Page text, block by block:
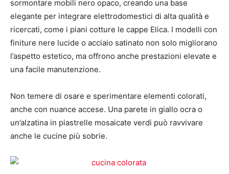
sormontare mobili nero opaco, creando una base
elegante per integrare elettrodomestici di alta qualità e
ricercati, come i piani cotture le cappe Elica. I modelli con
finiture nere lucide o acciaio satinato non solo migliorano
l’aspetto estetico, ma offrono anche prestazioni elevate e
una facile manutenzione.
Non temere di osare e sperimentare elementi colorati,
anche con nuance accese. Una parete in giallo ocra o
un’alzatina in piastrelle mosaicate verdi può ravvivare
anche le cucine più sobrie.